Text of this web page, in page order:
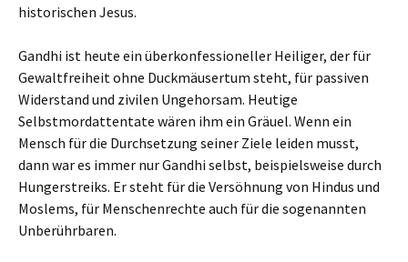
historischen Jesus.
Gandhi ist heute ein überkonfessioneller Heiliger, der für
Gewaltfreiheit ohne Duckmäusertum steht, für passiven
Widerstand und zivilen Ungehorsam. Heutige
Selbstmordattentate wären ihm ein Gräuel. Wenn ein
Mensch für die Durchsetzung seiner Ziele leiden musst,
dann war es immer nur Gandhi selbst, beispielsweise durch
Hungerstreiks. Er steht für die Versöhnung von Hindus und
Moslems, für Menschenrechte auch für die sogenannten
Unberührbaren.